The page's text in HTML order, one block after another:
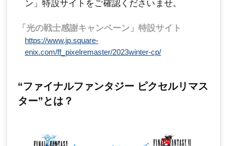
ン」特設サイトをご確認くださいませ。
「光の戦士感謝キャンペーン」特設サイト
https://www.jp.square-
enix.com/ff_pixelremaster/2023winter-cp/
“ファイナルファンタジー ピクセルリマス
ター”とは？